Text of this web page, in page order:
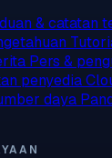
& catatan
Pers &
penyedia
daya